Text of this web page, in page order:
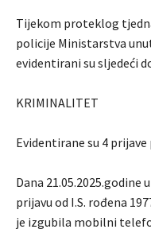
Tijekom proteklog
policije Ministarstva
evidentirani su sljedeći
KRIMINALITET
Evidentirane su 4
Dana 21.05.2025.godine
prijavu od I.S. rođena
je izgubila mobilni